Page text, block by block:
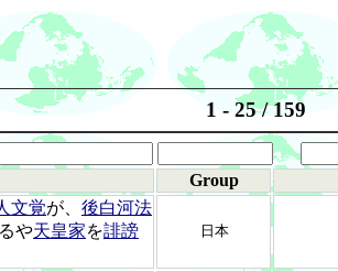
1 - 25 / 159
Group
文覚が、 後白河法
や天皇家を誹謗
日本